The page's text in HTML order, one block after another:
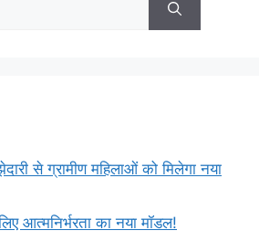
से ग्रामीण महिलाओं को मिलेगा नया
आत्मनिर्भरता का नया मॉडल!